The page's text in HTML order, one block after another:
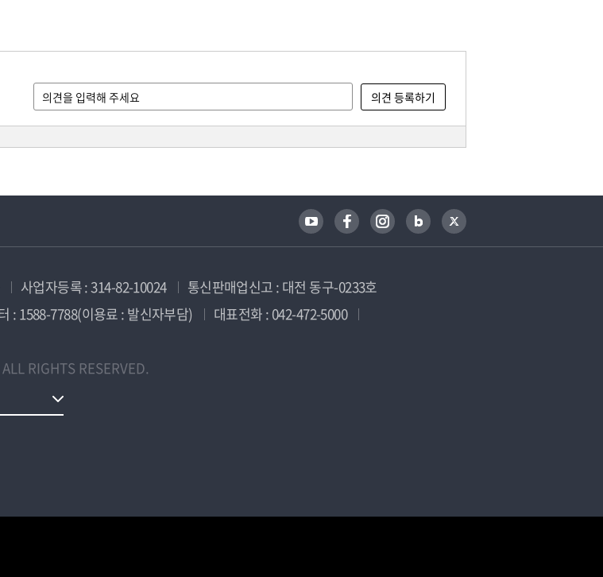
사업자등록 : 314-82-10024
통신판매업신고 : 대전 동구-0233호
: 1588-7788(이용료 : 발신자부담)
대표전화 : 042-472-5000
RIGHTS RESERVED.